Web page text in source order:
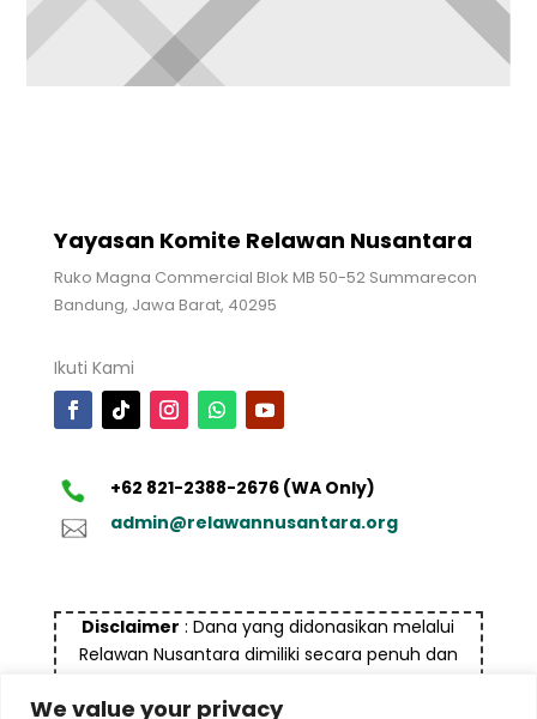
We value your privacy
Yayasan Komite Relawan Nusantara
Ruko Magna Commercial Blok MB 50-52 Summarecon
Bandung, Jawa Barat, 40295
Ikuti Kami
+62 821-2388-2676 (WA Only)
admin@relawannusantara.org
Disclaimer : Dana yang didonasikan melalui
Relawan Nusantara dimiliki secara penuh dan
bukan untuk tujuan pencucian uang (money